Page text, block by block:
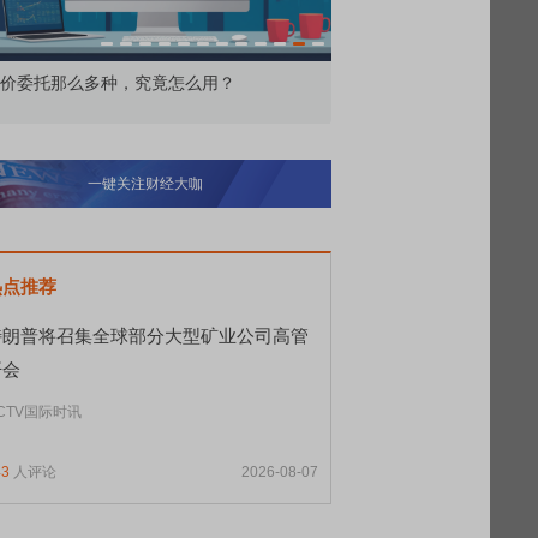
委托那么多种，究竟怎么用？
一键关注财经大咖
推荐
普将召集全球部分大型矿业公司高管
国际时讯
人评论 2026-08-07